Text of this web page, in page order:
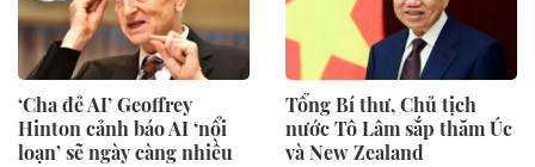
‘Cha đẻ AI’ Geoffrey
Hinton cảnh báo AI ‘nổi
loạn’ sẽ ngày càng nhiều
Tổng Bí thư, Chủ tịch
nước Tô Lâm sắp thăm Úc
và New Zealand